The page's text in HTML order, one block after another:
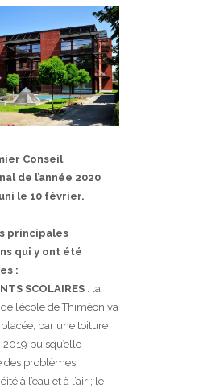
Conseil
de l’année 2020
le 10 février.
principales
qui y ont été
:
SCOLAIRES : la
l’école de Thiméon va
par une toiture
2019 puisqu’elle
des problèmes
à l’eau et à l’air ; le